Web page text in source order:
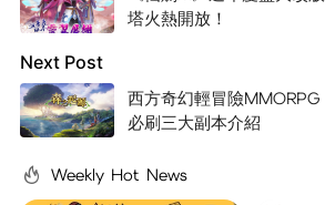
塔火熱開放！
Next Post
西方奇幻輕冒險
必刷三大副本介紹
Weekly Hot News